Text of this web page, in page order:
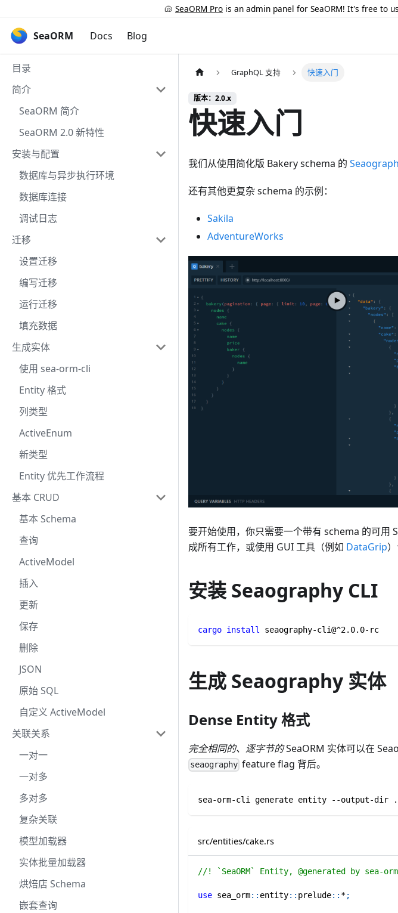
🐚 SeaORM Pro is an admin panel for SeaORM! It's free to
SeaORM Docs Blog
目录
简介
SeaORM 简介
SeaORM 2.0 新特性
安装与配置
数据库与异步执行环境
数据库连接
调试日志
迁移
设置迁移
编写迁移
运行迁移
填充数据
生成实体
使用 sea-orm-cli
Entity 格式
列类型
ActiveEnum
新类型
Entity 优先工作流程
基本 CRUD
基本 Schema
查询
ActiveModel
插入
更新
保存
删除
JSON
原始 SQL
自定义 ActiveModel
关联关系
一对一
一对多
多对多
复杂关联
模型加载器
实体批量加载器
烘焙店 Schema
嵌套查询
GraphQL 支持 快速入门
版本：2.0.x
快速入门
我们从使用简化版 Bakery schema 的
还有其他更复杂 schema 的示例：
Sakila
AdventureWorks
要开始使用，你只需要一个带有 schema 的可用
成所有工作，或使用 GUI 工具（例如 DataGrip
安装 Seaography CLI
cargo install seaography-cli@^2.0.0-rc
生成 Seaography 实体
Dense Entity 格式
完全相同的、逐字节的SeaORM 实体可以在
seaography feature flag 背后。
sea-orm-cli generate entity --output-
src/entities/cake.rs
//! `SeaORM` Entity, @generated by sea-
use sea_orm:: entity:: prelude:: *;